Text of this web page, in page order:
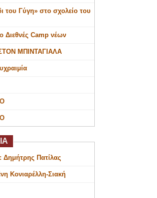
του Γύγη» στο σχολείο του
Διεθνές Camp νέων
ΜΠΙΝΤΑΓΙΑΛΑ
Δημήτρης Πατίλας
Κονιαρέλλη-Σιακή